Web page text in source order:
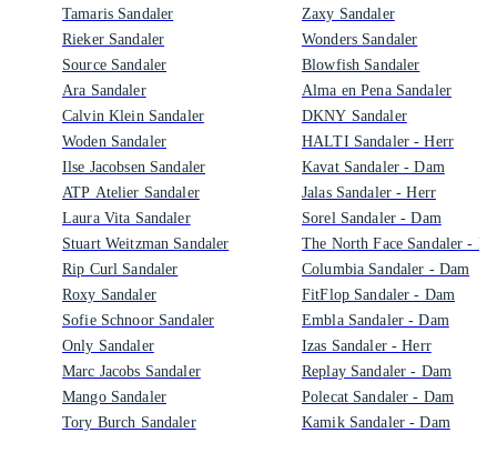
Tamaris Sandaler
Rieker Sandaler
Source Sandaler
Ara Sandaler
Calvin Klein Sandaler
Woden Sandaler
Ilse Jacobsen Sandaler
ATP Atelier Sandaler
Laura Vita Sandaler
Stuart Weitzman Sandaler
Rip Curl Sandaler
Roxy Sandaler
Sofie Schnoor Sandaler
Only Sandaler
Marc Jacobs Sandaler
Mango Sandaler
Tory Burch Sandaler
Zaxy Sandaler
Wonders Sandaler
Blowfish Sandaler
Alma en Pena Sandaler
DKNY Sandaler
HALTI Sandaler - Herr
Kavat Sandaler - Dam
Jalas Sandaler - Herr
Sorel Sandaler - Dam
The North Face Sandaler -
Columbia Sandaler - Dam
FitFlop Sandaler - Dam
Embla Sandaler - Dam
Izas Sandaler - Herr
Replay Sandaler - Dam
Polecat Sandaler - Dam
Kamik Sandaler - Dam